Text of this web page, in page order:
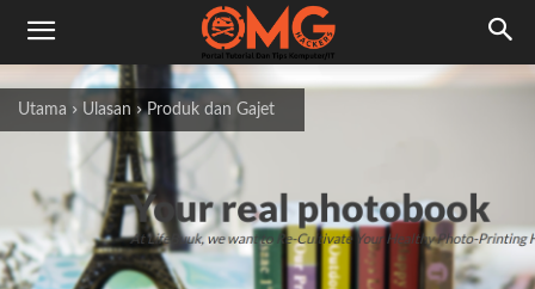
Utama Ulasan Produk dan Gajet